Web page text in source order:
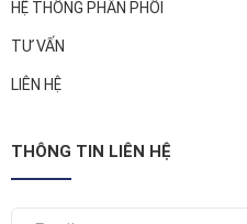
HỆ THỐNG PHÂN PHỐI
TƯ VẤN
LIÊN HỆ
THÔNG TIN LIÊN HỆ